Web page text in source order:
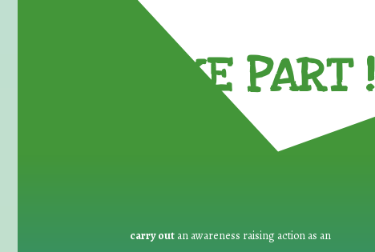
TAKE PART !
carry out an awareness raising action as an